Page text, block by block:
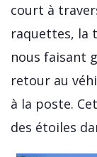
court à
raquettes, la
nous faisant
retour au
à la poste.
des étoiles